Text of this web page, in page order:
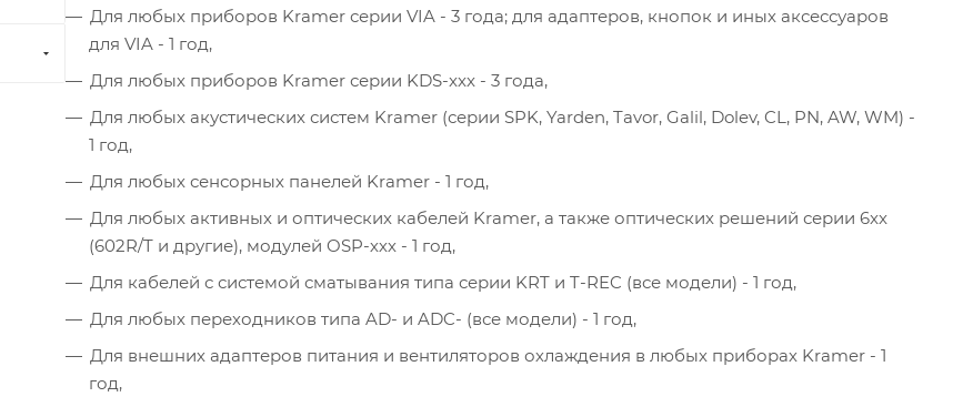
Для любых приборов Kramer серии VIA - 3 года; для адаптеров, кнопок и иных аксессуаров
для VIA - 1 год,
Для любых приборов Kramer серии KDS-xxx - 3 года,
Для любых акустических систем Kramer (серии SPK, Yarden, Tavor, Galil, Dolev, CL, PN, AW, WM) -
1 год,
Для любых сенсорных панелей Kramer - 1 год,
Для любых активных и оптических кабелей Kramer, а также оптических решений серии 6xx
(602R/T и другие), модулей OSP-ххх - 1 год,
Для кабелей с системой сматывания типа серии KRT и T-REC (все модели) - 1 год,
Для любых переходников типа AD- и ADC- (все модели) - 1 год,
Для внешних адаптеров питания и вентиляторов охлаждения в любых приборах Kramer - 1
год,